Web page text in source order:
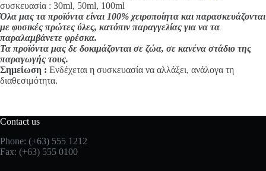
συσκευασία : 30ml, 50ml, 100ml
Όλα μας τα προϊόντα είναι 100% χειροποίητα και παρασκευάζονται
με φυσικές πρώτες ύλες, κατόπιν παραγγελίας για να τα
παραλαμβάνετε φρέσκα.
Τα προϊόντα μας δε δοκιμάζονται σε ζώα, σε κανένα στάδιο της
παραγωγής τους.
Σημείωση : Ενδέχεται η συσκευασία να αλλάξει, ανάλογα τη
διαθεσιμότητα.
Contact us
Phone: (+63) 555 1212
Fax: (+63) 555 0100